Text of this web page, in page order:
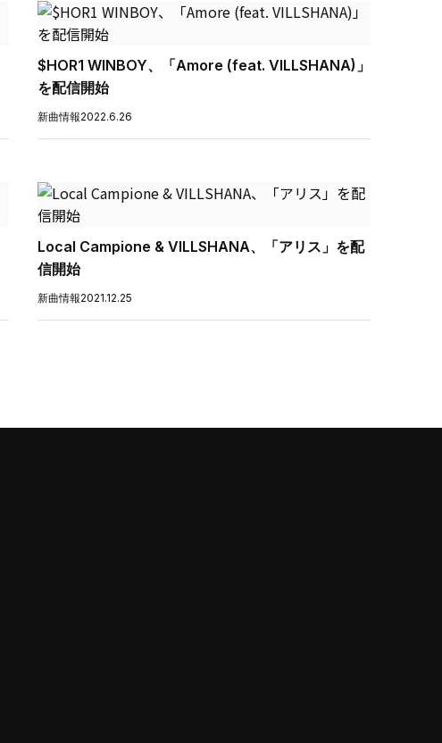
$HOR1 WINBOY、「Amore (feat. VILLSHANA)」
を配信開始
新曲情報2022.6.26
Local Campione & VILLSHANA、「アリス」を配
信開始
新曲情報2021.12.25